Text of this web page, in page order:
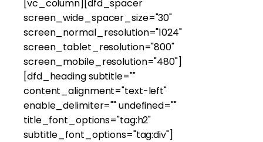
[vc_column][dfd_spacer
screen_wide_spacer_size="30"
screen_normal_resolution="1024"
screen_tablet_resolution="800"
screen_mobile_resolution="480"]
[dfd_heading subtitle=""
content_alignment="text-left"
enable_delimiter="" undefined=""
title_font_options="tag:h2"
subtitle_font_options="tag:div"]